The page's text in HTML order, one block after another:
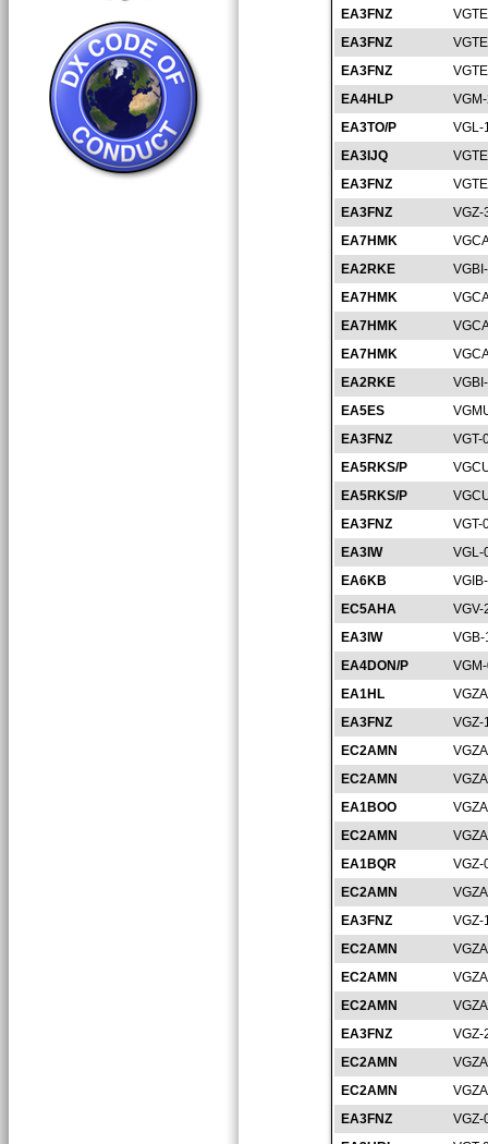
EA3FNZ
EA3FNZ
EA3FNZ
EA4HLP
EA3TO/P
VGL-
EA3IJQ
EA3FNZ
EA3FNZ
VGZ-
EA7HMK
EA2RKE
EA7HMK
EA7HMK
EA7HMK
EA2RKE
EA5ES
EA3FNZ
VGT-
EA5RKS/P
EA5RKS/P
EA3FNZ
VGT-
EA3IW
VGL-
EA6KB
EC5AHA
VGV-
EA3IW
EA4DON/P
EA1HL
EA3FNZ
VGZ-
EC2AMN
EC2AMN
EA1BOO
EC2AMN
EA1BQR
VGZ-
EC2AMN
EA3FNZ
VGZ-
EC2AMN
EC2AMN
EC2AMN
EA3FNZ
VGZ-
EC2AMN
EC2AMN
EA3FNZ
VGZ-